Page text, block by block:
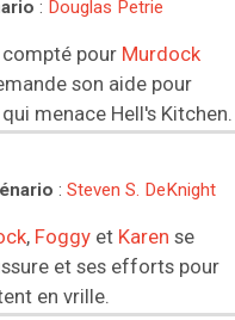
: Douglas Petrie
pour Murdock
son aide pour
qui menace Hell's Kitchen.
:Steven S. DeKnight
, Foggy et Karen se
et ses efforts pour
en vrille.